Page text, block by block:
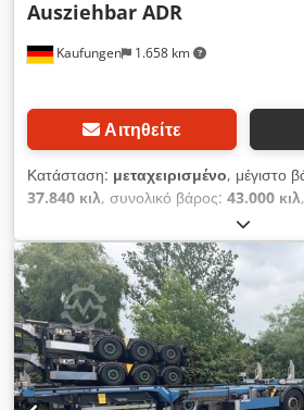
Kaufungen 1.658 km
Ausziehbar ADR
Αιτηθείτε
Κατάσταση: μεταχειρισμένο, μέγιστο
37.840 κιλ, συνολικό βάρος: 43.000 κιλ
05/2018
έλεγχος (TÜV):08/2028, Έτος
ABS, Εσωτερικός αριθμός οχήματος:
άμεσα στις εγκαταστάσεις μας στο
πληροφορίες στο: * Golec
Αγγλικά, Βουλγαρικά, Ρωσικά)
Viktoria Sologubova (Πολωνικά, Ρωσικά,
Επεκτεινόμενο Καθαρό βάρος 5.450 kg
επιφυλάσσονται Δεχόμαστε ευχαρίστως